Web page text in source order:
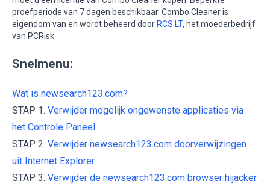
proefperiode van 7 dagen beschikbaar. Combo Cleaner is
eigendom van en wordt beheerd door RCS LT, het moederbedrijf
van PCRisk.
Snelmenu:
Wat is newsearch123.com?
STAP 1. Verwijder mogelijk ongewenste applicaties via
het Controle Paneel.
STAP 2. Verwijder newsearch123.com doorverwijzingen
uit Internet Explorer.
STAP 3. Verwijder de newsearch123.com browser hijacker